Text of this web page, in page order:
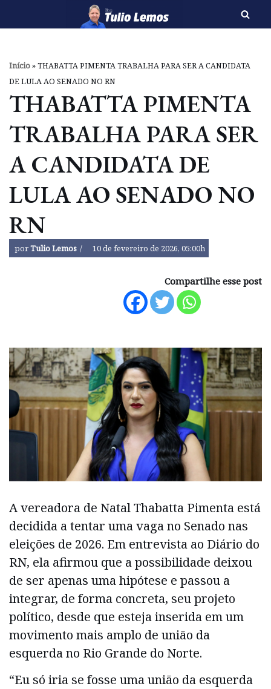
o
conteúdo
Início»THABATTA PIMENTA TRABALHA PARA SER A CANDIDATA
DE LULA AO SENADO NO RN
THABATTA PIMENTA
TRABALHA PARA SER
A CANDIDATA DE
LULA AO SENADO NO
RN
porTulio Lemos 10 de fevereiro de 2026, 05:00h
Compartilhe esse post
A vereadora de Natal Thabatta Pimenta está
decidida a tentar uma vaga no Senado nas
eleições de 2026. Em entrevista ao Diário do
RN, ela afirmou que a possibilidade deixou
de ser apenas uma hipótese e passou a
integrar, de forma concreta, seu projeto
político, desde que esteja inserida em um
movimento mais amplo de união da
esquerda no Rio Grande do Norte.
“Eu só iria se fosse uma união da esquerda